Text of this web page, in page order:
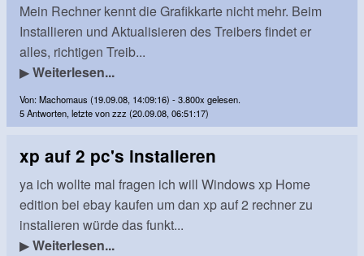
Mein Rechner kennt die Grafikkarte nicht mehr. Beim
Installieren und Aktualisieren des Treibers findet er
alles, richtigen Treib...
▶Weiterlesen...
Von: Machomaus (19.09.08, 14:09:16) - 3.800x gelesen.
5 Antworten, letzte von zzz (20.09.08, 06:51:17)
xp auf 2 pc's instalieren
ya ich wollte mal fragen ich will Windows xp Home
edition bei ebay kaufen um dan xp auf 2 rechner zu
instalieren würde das funkt...
▶Weiterlesen...